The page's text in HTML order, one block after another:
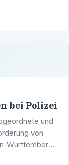
bei Polizei
und
von
Württemberg.